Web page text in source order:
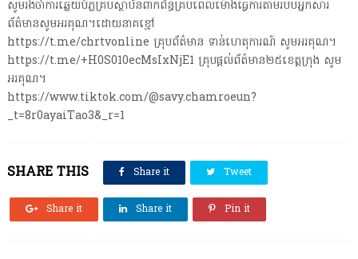
សូមរង់ចាំការឆ្លើយបំភ្លឺគ្រប់ស្ថាប័នពាក់ព័ន្ធគ្រប់ពេលម៉ោងធ្វើការតាមរបបអ្នកសារ
ព័ត៌មានសូមអរគុណ។ដោយនាគខ្មៅ
https://t.me/chrtvonline គ្រុបព័ត៌មាន ទាន់ហេតុការណ៍ សូមអរគុណ។
https://t.me/+H0S010ecMsIxNjE1 គ្រុបផ្តល់ព័ត៌មាន២៥ខេត្តក្រុង សូម
អរគុណ។
https://www.tiktok.com/@savy.chamroeun?
_t=8r0ayaiTao3&_r=1
SHARE THIS Share it Tweet
Share it Share it Pin it